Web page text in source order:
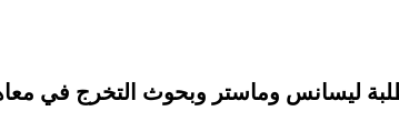
ليسانس وماستر وبحوث التخرج في